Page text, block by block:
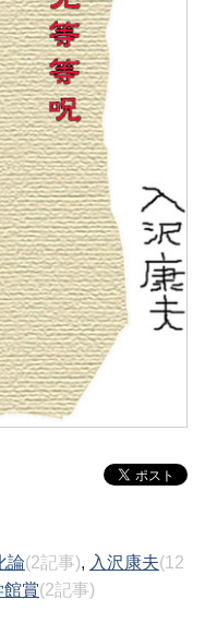
論(2記事), 入沢康夫(12
館賞(2記事)